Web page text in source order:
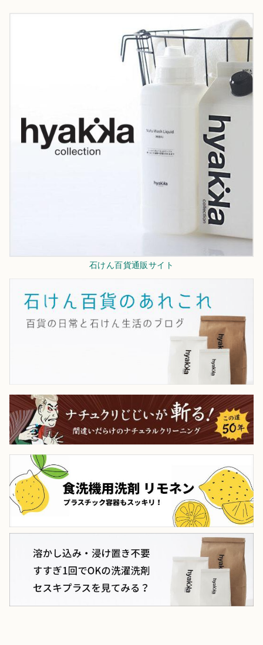
石けん百貨通販サイト